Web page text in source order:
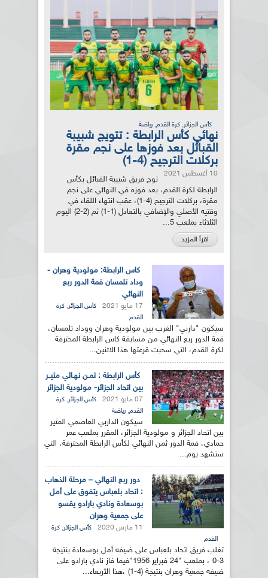
كأس الجزائر, كرة القدم, رياضة
نهائي كأس الرابطة : تتويج شبيبة
القبائل بعد فوزها على نجم مقرة
بركلات الترجيح (4-1)
10 أغسطس 2021
توج فريق شبيبة القبائل بكأس
الرابطة لكرة القدم، بعد فوزه في النهائي على نجم
مقرة، بركلات الترجيح (4-1)، عقب انتهاء اللقاء في
وقتيه الأصلي والإضافي بالتعادل (1-1) ثم (2-2) اليوم
الثلاثاء بملعب 5...
اقرأ المزيد
كاس الرابطة: مولودية وهران -
وداد تلمسان قمة الدور ربع
النهائي
17 مايو 2021 كأس الجزائر, كرة
القدم
سيكون "داربي" الغرب بين مولودية وهران ووداد تلمسان،
قمة الدور ربع النهائي من مسابقة كاس الرابطة المحترفة
لكرة القدم، التي سحبت قرعتها هذا الاثنين...
كأس الرابطة : ثمـن نهـائي مثيــر
بين اتحاد الجزائر- مولودية الجزائر
07 مايو 2021 كأس الجزائر, كرة
القدم, رياضة
سيكون الداربي العاصمي المثير
بين اتحاد الجزائر و مولودية الجزائر، المقرر بملعب عمر
حمادي، قمة الدور ثمن النهائي لكأس الرابطة المحترفة، التي
ستشهد يوم...
دور ربع النهائي – مرحلة الذهاب
: اتحاد بلعباس يتفوق على أمل
بوسعادة ونادي بارادو يقسو
على جمعية وهران
11 مارس 2020 كأس الجزائر, كرة
القدم
تغلب فريق اتحاد بلعباس على ضيفه أمل بوسعادة بنتيجة
3-0 ، بملعب "24 فبراير 1956"فيما فاز نادي بارادو على
ضيفه جمعية وهران بنتيجة (4-1) ،هذا الأربعاء...